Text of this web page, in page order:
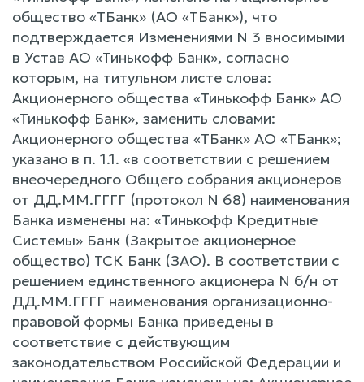
общество «ТБанк» (АО «ТБанк»), что
подтверждается Изменениями N 3 вносимыми
в Устав АО «Тинькофф Банк», согласно
которым, на титульном листе слова:
Акционерного общества «Тинькофф Банк» АО
«Тинькофф Банк», заменить словами:
Акционерного общества «ТБанк» АО «ТБанк»;
указано в п. 1.1. «в соответствии с решением
внеочередного Общего собрания акционеров
от ДД.ММ.ГГГГ (протокол N 68) наименования
Банка изменены на: «Тинькофф Кредитные
Системы» Банк (Закрытое акционерное
общество) ТСК Банк (ЗАО). В соответствии с
решением единственного акционера N б/н от
ДД.ММ.ГГГГ наименования организационно-
правовой формы Банка приведены в
соответствие с действующим
законодательством Российской Федерации и